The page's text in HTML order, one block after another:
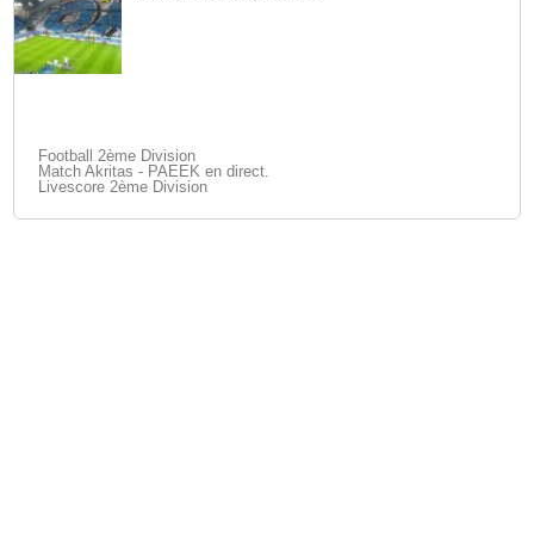
Football 2ème Division
Match Akritas - PAEEK en direct.
Livescore 2ème Division